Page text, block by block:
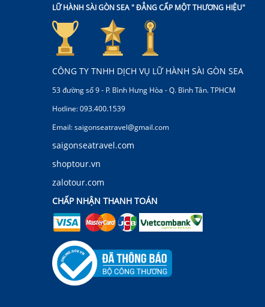
LỮ HÀNH SÀI GÒN SEA " ĐẲNG CẤP MỘT THƯƠNG HIỆU"
CÔNG TY TNHH DỊCH VỤ LỮ HÀNH SÀI GÒN SEA
53 đường số 9 - P. Bình Hưng Hòa - Q. Bình Tân. TPHCM
Hotline: 093.400.1539
Email: saigonseatravel@gmail.com
saigonseatravel.com
shoptour.vn
zalotour.com
CHẤP NHẬN THANH TOÁN